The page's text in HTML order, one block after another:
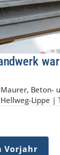
Maurer, Beton-
Hellweg-Lippe |
Vorjahr